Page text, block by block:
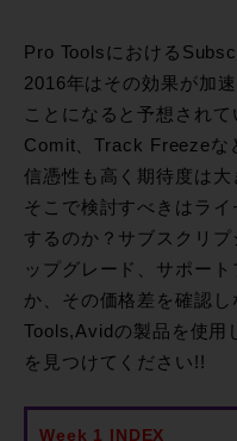
Pro Toolsにおける
2016年はその効果が加
ことになると予想され
Comit、Track Freezeな
信憑性も高く期待度は
そこで検討すべきはラ
するのか？サブスクリ
ップグレード、サポー
か、その価格差を確認
Tools,Avidの製品を使用
を見つけてください!!
Week 1 INDEX